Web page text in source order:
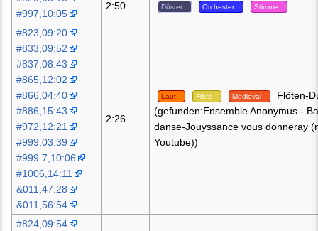
#997,10:05
2:50 Düster Orchester Stimme
#823,09:20
#833,09:52
#837,08:43
#865,12:02
#866,04:40
#886,15:43
#972,12:21
#999,03:39
#999.7,10:06
#1006,14:11
&011,47:28
&011,56:54
2:26
Laut Flöte Medieval
Flöten-
(gefunden:Ensemble Anonymus -
danse-Jouyssance vous donneray
Youtube))
#824,09:54